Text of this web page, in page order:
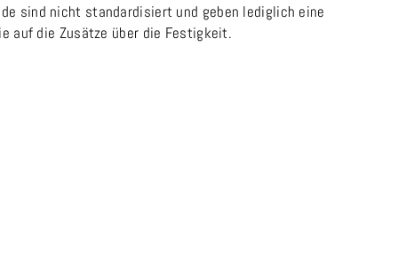
sind nicht standardisiert und geben lediglich eine
auf die Zusätze über die Festigkeit.